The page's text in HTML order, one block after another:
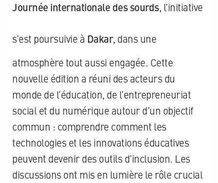
Journée internationale des sourds, l’initiative
s’est poursuivie à Dakar, dans une
atmosphère tout aussi engagée. Cette
nouvelle édition a réuni des acteurs du
monde de l’éducation, de l’entrepreneuriat
social et du numérique autour d’un objectif
commun : comprendre comment les
technologies et les innovations éducatives
peuvent devenir des outils d’inclusion. Les
discussions ont mis en lumière le rôle crucial